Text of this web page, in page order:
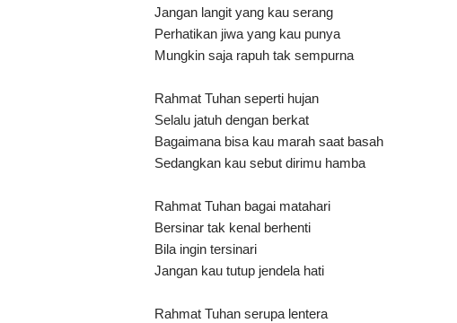
Jangan langit yang kau serang
Perhatikan jiwa yang kau punya
Mungkin saja rapuh tak sempurna
Rahmat Tuhan seperti hujan
Selalu jatuh dengan berkat
Bagaimana bisa kau marah saat basah
Sedangkan kau sebut dirimu hamba
Rahmat Tuhan bagai matahari
Bersinar tak kenal berhenti
Bila ingin tersinari
Jangan kau tutup jendela hati
Rahmat Tuhan serupa lentera